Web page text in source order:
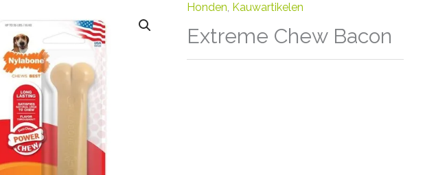
Honden, Kauwartikelen
Extreme Chew Bacon